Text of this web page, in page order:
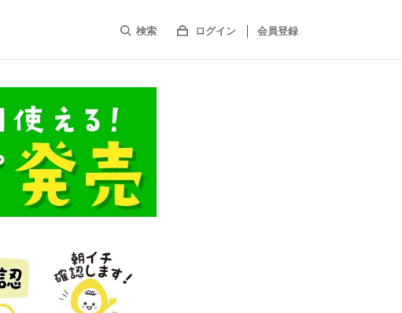
検索 ログイン 会員登録